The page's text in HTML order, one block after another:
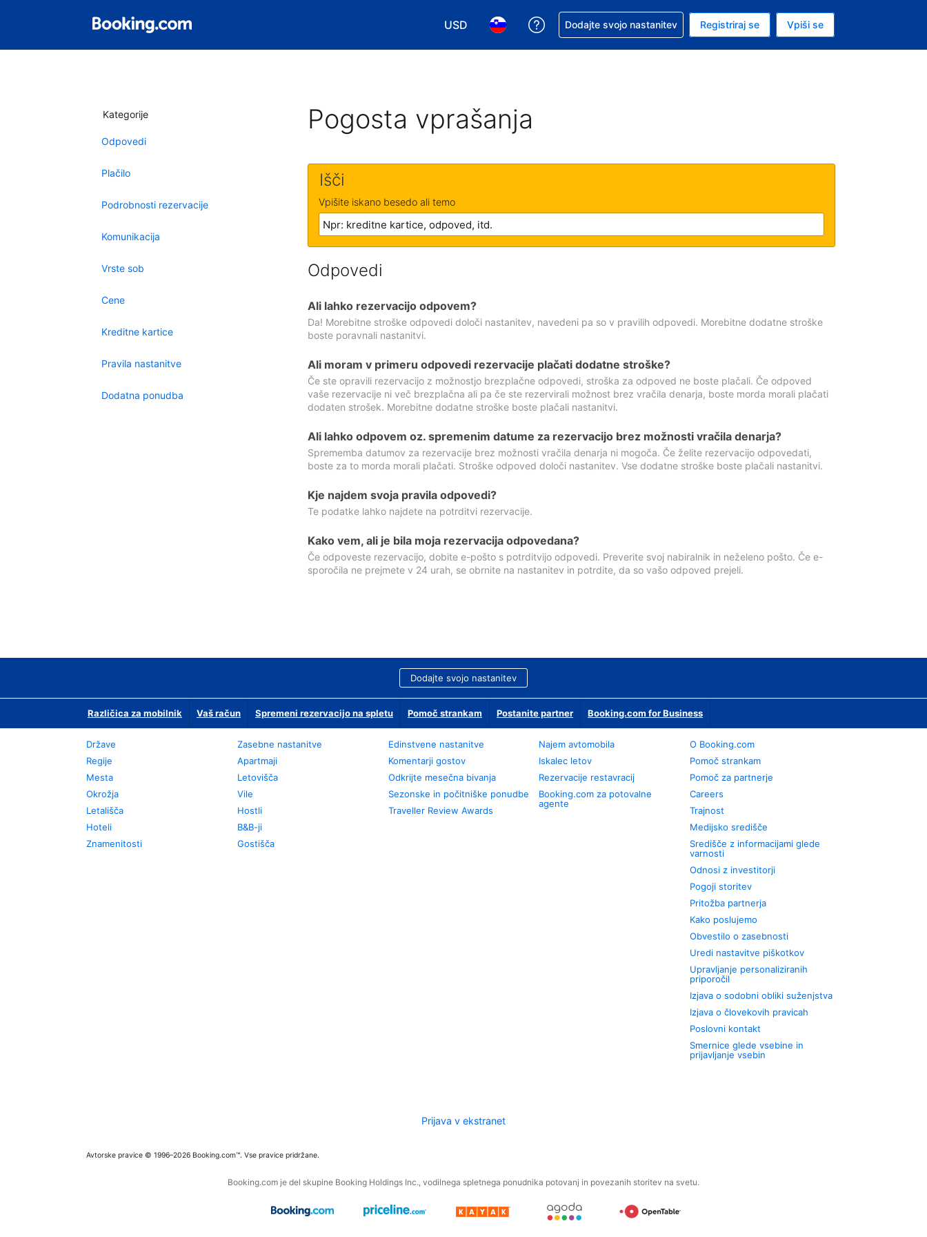
USD
Izbira valute. Vaša trenutna valuta je ameriški dolar
Izbira jezika. Vaš trenutni jezik je Slovenščini
Zaprosite za pomoč pri rezervaciji
Dodajte svojo nastanitev Registriraj se Vpiši se
Kategorije
Odpovedi
Plačilo
Podrobnosti rezervacije
Komunikacija
Vrste sob
Cene
Kreditne kartice
Pravila nastanitve
Dodatna ponudba
Pogosta vprašanja
Išči
Vpišite iskano besedo ali temo
Odpovedi
Ali lahko rezervacijo odpovem?
Da! Morebitne stroške odpovedi določi nastanitev, navedeni pa so v pravilih odpovedi. Morebitne dodatne stroške
boste poravnali nastanitvi.
Ali moram v primeru odpovedi rezervacije plačati dodatne stroške?
Če ste opravili rezervacijo z možnostjo brezplačne odpovedi, stroška za odpoved ne boste plačali. Če odpoved
vaše rezervacije ni več brezplačna ali pa če ste rezervirali možnost brez vračila denarja, boste morda morali plačati
dodaten strošek. Morebitne dodatne stroške boste plačali nastanitvi.
Ali lahko odpovem oz. spremenim datume za rezervacijo brez možnosti vračila denarja?
Sprememba datumov za rezervacije brez možnosti vračila denarja ni mogoča. Če želite rezervacijo odpovedati,
boste za to morda morali plačati. Stroške odpoved določi nastanitev. Vse dodatne stroške boste plačali nastanitvi.
Kje najdem svoja pravila odpovedi?
Te podatke lahko najdete na potrditvi rezervacije.
Kako vem, ali je bila moja rezervacija odpovedana?
Če odpoveste rezervacijo, dobite e-pošto s potrditvijo odpovedi. Preverite svoj nabiralnik in neželeno pošto. Če e-
sporočila ne prejmete v 24 urah, se obrnite na nastanitev in potrdite, da so vašo odpoved prejeli.
Dodajte svojo nastanitev
Različica za mobilnik Vaš račun Spremeni rezervacijo na spletu Pomoč strankam Postanite partner Booking.com for Business
Države
Regije
Mesta
Okrožja
Letališča
Hoteli
Znamenitosti
Zasebne nastanitve
Apartmaji
Letovišča
Vile
Hostli
B&B-ji
Gostišča
Edinstvene nastanitve
Komentarji gostov
Odkrijte mesečna bivanja
Sezonske in počitniške ponudbe
Traveller Review Awards
Najem avtomobila
Iskalec letov
Rezervacije restavracij
Booking.com za potovalne
agente
O Booking.com
Pomoč strankam
Pomoč za partnerje
Careers
Trajnost
Medijsko središče
Središče z informacijami glede
varnosti
Odnosi z investitorji
Pogoji storitev
Pritožba partnerja
Kako poslujemo
Obvestilo o zasebnosti
Uredi nastavitve piškotkov
Upravljanje personaliziranih
priporočil
Izjava o sodobni obliki suženjstva
Izjava o človekovih pravicah
Poslovni kontakt
Smernice glede vsebine in
prijavljanje vsebin
Prijava v ekstranet
Avtorske pravice © 1996–2026 Booking.com™. Vse pravice pridržane.
Booking.com je del skupine Booking Holdings Inc., vodilnega spletnega ponudnika potovanj in povezanih storitev na svetu.